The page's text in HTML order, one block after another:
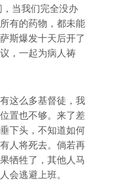
当我们完全没办
有的药物，都未能
斯爆发十天后开了
，一起为病人祷
这么多基督徒，我
置也不够。来了差
下头，不知道如何
人将死去。倘若再
牺牲了，其他人马
会逃避上班。